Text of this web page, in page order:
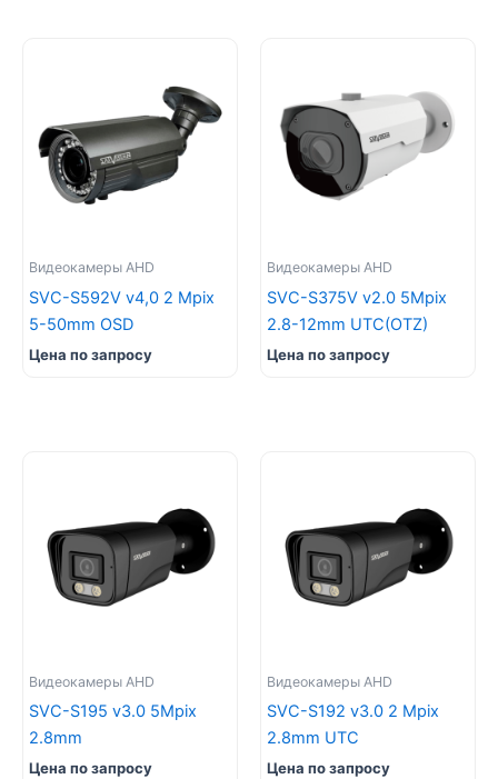
Видеокамеры AHD
SVC-S592V v4,0 2 Mpix
5-50mm OSD
Цена по запросу
Видеокамеры AHD
SVC-S375V v2.0 5Mpix
2.8-12mm UTC(OTZ)
Цена по запросу
Видеокамеры AHD
SVC-S195 v3.0 5Mpix
2.8mm
Цена по запросу
Видеокамеры AHD
SVC-S192 v3.0 2 Mpix
2.8mm UTC
Цена по запросу